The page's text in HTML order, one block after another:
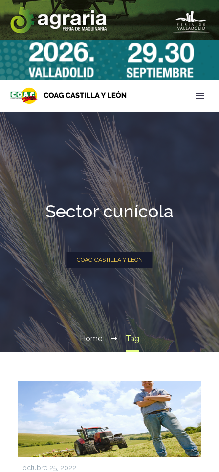
Sector cunícola
COAG CASTILLA Y LEÓN
Home Tag
octubre 25, 2022